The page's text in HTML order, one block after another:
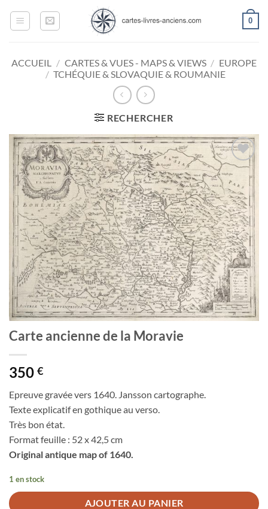
0
ACCUEIL / CARTES & VUES - MAPS & VIEWS / EUROPE
/ TCHÉQUIE & SLOVAQUIE & ROUMANIE
RECHERCHER
Ajouter
à la
wishlist
Carte ancienne de la Moravie
350 €
Epreuve gravée vers 1640. Jansson cartographe.
Texte explicatif en gothique au verso.
Très bon état.
Format feuille : 52 x 42,5 cm
Original antique map of 1640.
1 en stock
AJOUTER AU PANIER